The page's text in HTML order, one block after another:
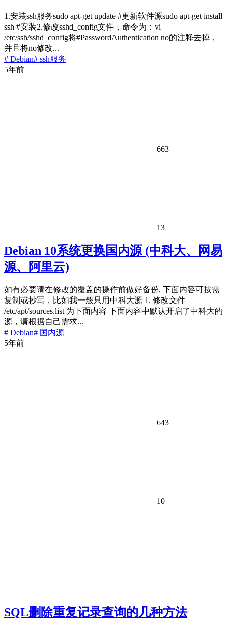
1.安装ssh服务sudo apt-get update #更新软件源sudo apt-get install
ssh #安装2.修改sshd_config文件，命令为：vi
/etc/ssh/sshd_config将#PasswordAuthentication no的注释去掉，
并且将no修改...
# Debian# ssh服务
5年前
663
13
Debian 10系统更换国内源 (中科大、网易
源、阿里云)
如有必要请在修改的覆盖的操作前做好备份, 下面内容可按需
复制或抄写，比如我一般只用中科大源 1. 修改文件
/etc/apt/sources.list 为下面内容 下面内容中默认开启了中科大的
源，请根据自己需求...
# Debian# 国内源
5年前
643
10
SQL删除重复记录查询的几种方法